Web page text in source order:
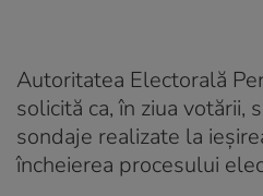
Autoritatea Electorală
solicită ca, în ziua votării,
sondaje realizate la
încheierea procesului